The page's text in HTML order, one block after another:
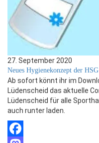
27. September 2020
Neues Hygienekonzept der
Ab sofort könnt ihr im
Lüdenscheid das aktuelle
Lüdenscheid für alle
auch runter laden.